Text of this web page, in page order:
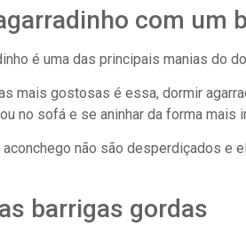
com um
é uma das principais manias do
mais gostosas é essa, dormir
no sofá e se aninhar da forma
não são desperdiçados e
barrigas gordas